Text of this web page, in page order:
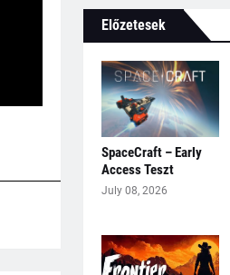
Előzetesek
SpaceCraft – Early
Access Teszt
July 08, 2026